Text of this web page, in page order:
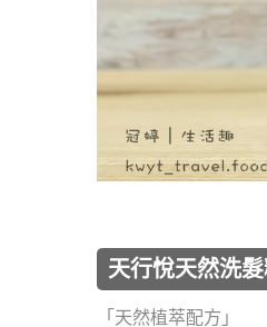
天行悅天然洗
「天然植萃配方」